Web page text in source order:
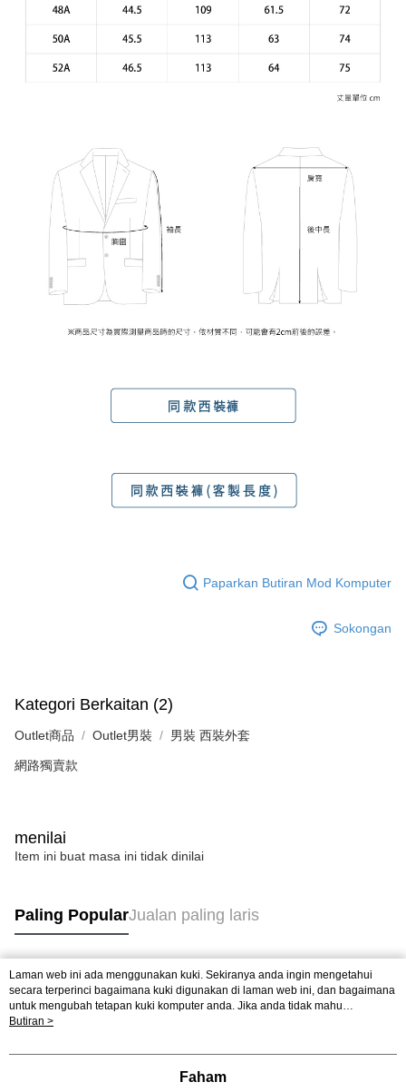
Paparkan Butiran Mod Komputer
Sokongan
Kategori Berkaitan (2)
Outlet商品 Outlet男裝 男裝 西裝外套
網路獨賣款
menilai
Item ini buat masa ini tidak dinilai
Paling PopularJualan paling laris
Tag Popular
Laman web ini ada menggunakan kuki. Sekiranya anda ingin mengetahui
secara terperinci bagaimana kuki digunakan di laman web ini, dan bagaimana
untuk mengubah tetapan kuki komputer anda. Jika anda tidak mahu
menggunakan kuki di komputer anda, sila rujuk penerangan mengenai kuki.
mengetahui secara terperinci bagaimana kuki digunakan di laman web ini,
mahu menggunakan kuki di komputer anda, sila rujuk penerangan mengenai
Butiran >
Faham